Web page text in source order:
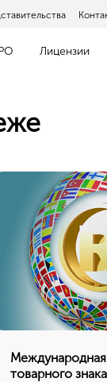
Лицензии
товарного знака